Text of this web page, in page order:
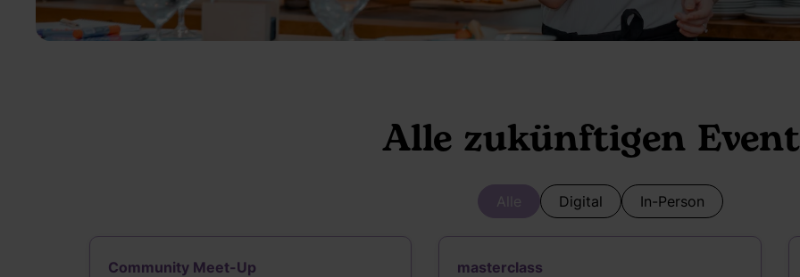
Alle zukünftigen
Alle Digital In-Person
Community Meet-Up masterclass